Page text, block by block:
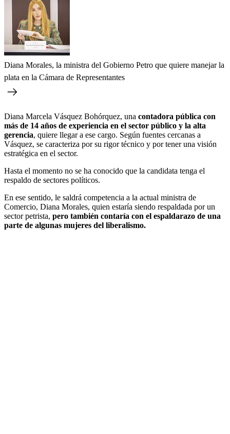
Diana Morales, la ministra del Gobierno Petro que quiere manejar la
plata en la Cámara de Representantes
Diana Marcela Vásquez Bohórquez, una contadora pública con
más de 14 años de experiencia en el sector público y la alta
gerencia, quiere llegar a ese cargo. Según fuentes cercanas a
Vásquez, se caracteriza por su rigor técnico y por tener una visión
estratégica en el sector.
Hasta el momento no se ha conocido que la candidata tenga el
respaldo de sectores políticos.
En ese sentido, le saldrá competencia a la actual ministra de
Comercio, Diana Morales, quien estaría siendo respaldada por un
sector petrista, pero también contaría con el espaldarazo de una
parte de algunas mujeres del liberalismo.